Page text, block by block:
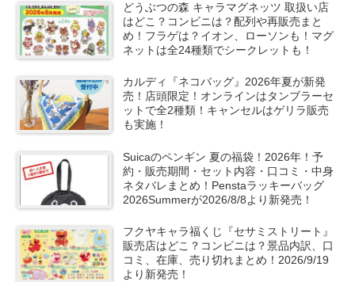
どうぶつの森 キャラマグネッツ 取扱い店
はどこ？コンビニは？配列や再販売まと
め！フラゲは？イオン、ローソンも！マグ
ネットは全24種類でシークレットも！
カルディ『ネコバッグ』2026年夏が新発
売！店頭限定！オンラインはタンブラーセ
ットで全2種類！キャンセルはゲリラ販売
も実施！
Suicaのペンギン 夏の福袋！2026年！予
約・販売期間・セット内容・口コミ・中身
ネタバレまとめ！Penstaラッキーバッグ
2026Summerが2026/8/8より新発売！
フクヤキャラ福くじ『セサミストリート』
販売店はどこ？コンビニは？景品内訳、口
コミ、在庫、売り切れまとめ！2026/9/19
より新発売！